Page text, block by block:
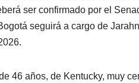
ser confirmado por el
seguirá a cargo de
46 años, de Kentucky, muy